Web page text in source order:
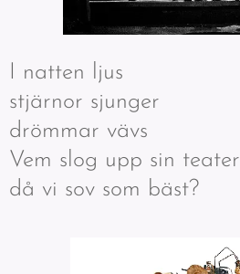
I natten ljus
stjärnor sjunger
drömmar vävs
Vem slog upp sin teater
då vi sov som bäst?